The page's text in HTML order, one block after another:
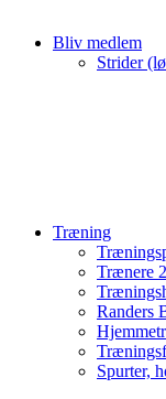
Bliv medlem
Strider
Træning
Trænere
Randers
Spurter,